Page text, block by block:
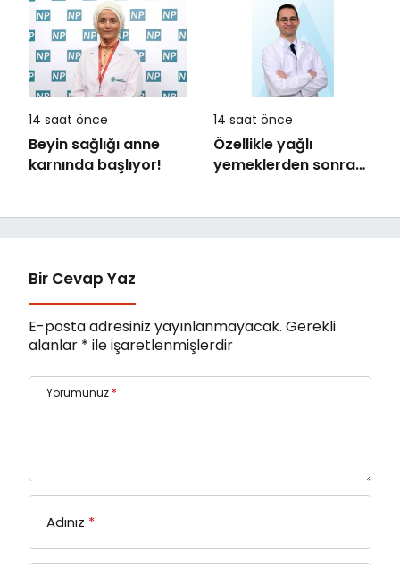
14 saat önce
Beyin sağlığı anne
karnında başlıyor!
14 saat önce
Özellikle yağlı
yemeklerden sonra
Bir Cevap Yaz
E-posta adresiniz yayınlanmayacak. Gerekli
alanlar * ile işaretlenmişlerdir
Yorumunuz *
Adınız *